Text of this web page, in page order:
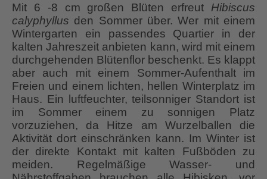
Mit 6 -8 cm großen Blüten erfreut Hibiscus
calyphyllus den Sommer über. Wer mit einem
Wintergarten ein passendes Quartier in der
kalten Jahreszeit anbieten kann, wird mit einem
durchgehenden Blütenflor beschenkt. Es klappt
aber auch mit einem Sommer-Aufenthalt im
Freien und einem lichten, hellen Winterplatz im
Haus. Ein luftfeuchter, teilsonniger Standort ist
im Sommer einem zu sonnigen Platz
vorzuziehen, da Hitze am Wurzelballen die
Aktivität dort einschränken kann. Im Winter ist
der direkte Kontakt mit kalten Fußböden zu
meiden. Regelmäßige Wasser- und